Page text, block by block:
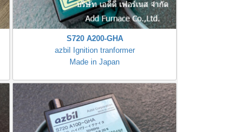
S720 A200-GHA
azbil Ignition tranformer
Made in Japan